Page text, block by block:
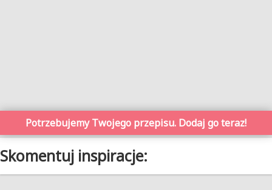
Potrzebujemy Twojego przepisu. Dodaj go teraz!
Skomentuj inspiracje: